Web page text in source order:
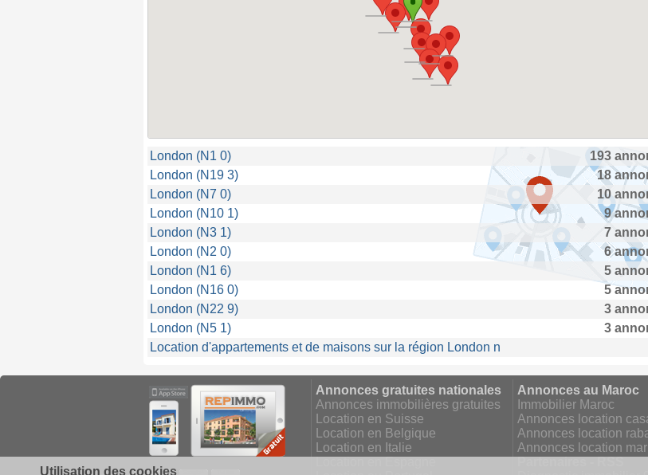
London (N1 0)
193
London (N19 3)
18
London (N7 0)
10
London (N10 1)
9
London (N3 1)
7
London (N2 0)
6
London (N1 6)
5
London (N16 0)
5
London (N22 9)
3
London (N5 1)
3
Location d'appartements et de maisons sur la région London n
Facebook
Annonces gratuites nationales
Annonces immobilières gratuites
Location en Suisse
Location en Belgique
Location en Italie
Annonces au Maroc
Immobilier Maroc
Annonces location
Annonces location
Annonces location
Utilisation des cookies